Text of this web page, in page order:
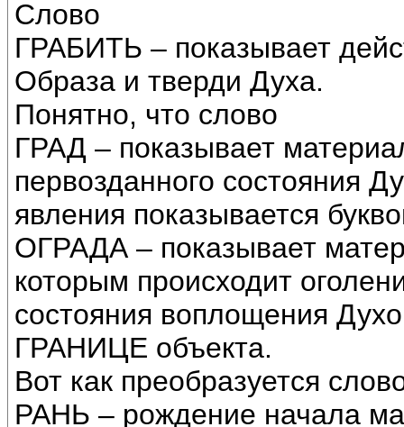
Слово
ГРАБИТЬ – показывает
Образа и тверди Духа.
Понятно, что слово
ГРАД – показывает
первозданного состояния
явления показывается
ОГРАДА – показывает
которым происходит
состояния воплощения
ГРАНИЦЕ объекта.
Вот как преобразуется
РАНЬ – рождение начала